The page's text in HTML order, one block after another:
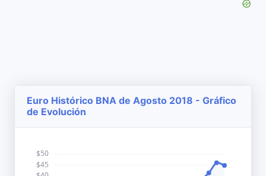
Euro Histórico BNA de Agosto 2018 - Gráfico
de Evolución